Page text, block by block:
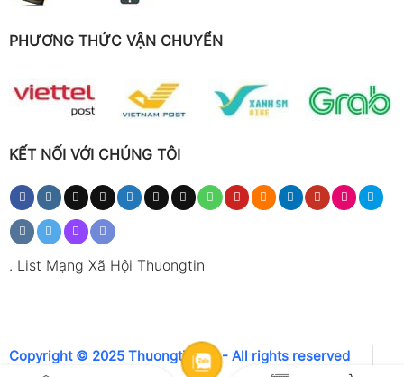
PHƯƠNG THỨC VẬN CHUYỂN
KẾT NỐI VỚI CHÚNG TÔI
. List Mạng Xã Hội Thuongtin
Copyright © 2025 Thuongtin.net - All rights reserved